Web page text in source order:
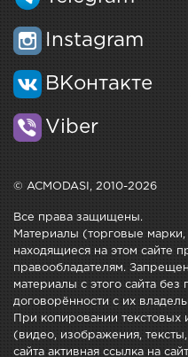
Instagram
ВКонтакте
Viber
© ACMODASI, 2010-2026
Все права защищены.
Материалы (торговые
находящиеся на этом сайте
правообладателям.
материалы с этого сайта без
договорённости с их
При копировании текстовых
(видео, изображения,
сайта активная ссылка на